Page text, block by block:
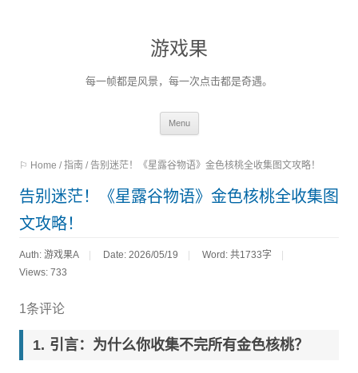
游戏果
每一帧都是风景，每一次点击都是奇遇。
Menu
content
⚐ Home / 指南 / 告别迷茫！《星露谷物语》金色核桃全收集图文攻略！
告别迷茫！《星露谷物语》金色核桃全收集图
文攻略！
Auth: 游戏果A Date: 2026/05/19 Word: 共1733字
Views: 733
1条评论
引言：为什么你收集不完所有金色核桃？